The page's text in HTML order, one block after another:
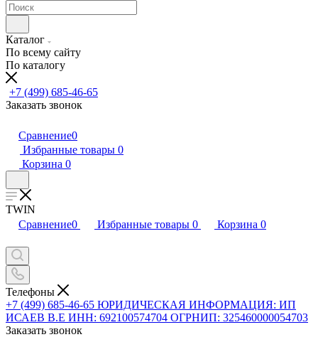
Каталог
По всему сайту
По каталогу
+7 (499) 685-46-65
Заказать звонок
Сравнение0
Избранные товары 0
Корзина 0
TWIN
Сравнение0 Избранные товары 0 Корзина 0
Телефоны
+7 (499) 685-46-65 ЮРИДИЧЕСКАЯ ИНФОРМАЦИЯ: ИП
ИСАЕВ В.Е ИНН: 692100574704 ОГРНИП: 325460000054703
Заказать звонок